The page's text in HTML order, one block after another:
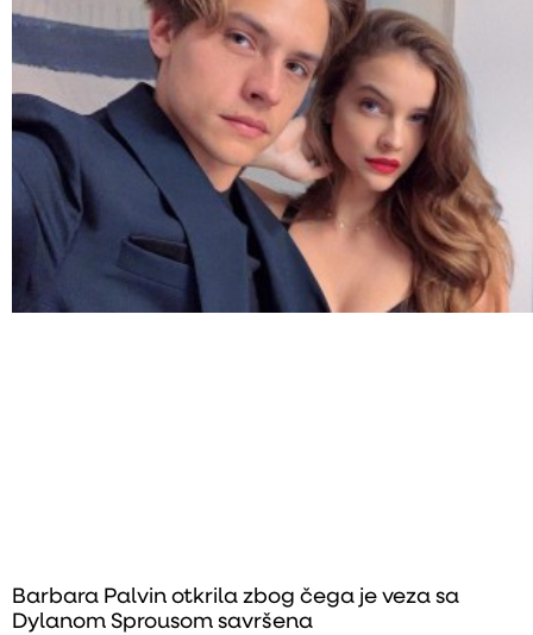
Barbara Palvin otkrila zbog čega je veza sa
Dylanom Sprousom savršena